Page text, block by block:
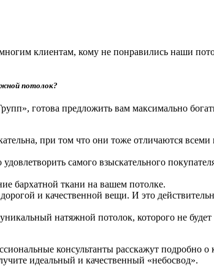
клиентам, кому не понравились наши
потолок?
готова предложить вам максимально
при том что они тоже отличаются
самого взыскательного
бархатной ткани на вашем потолке.
и качественной вещи. И это
натяжной потолок, которого не
консультанты расскажут подробно
идеальный и качественный «небосвод».